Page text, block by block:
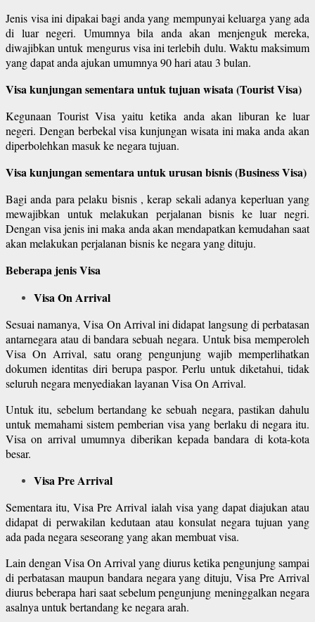
Jenis visa ini dipakai bagi anda yang mempunyai keluarga yang ada
di luar negeri. Umumnya bila anda akan menjenguk mereka,
diwajibkan untuk mengurus visa ini terlebih dulu. Waktu maksimum
yang dapat anda ajukan umumnya 90 hari atau 3 bulan.
Visa kunjungan sementara untuk tujuan wisata (Tourist Visa)
Kegunaan Tourist Visa yaitu ketika anda akan liburan ke luar
negeri. Dengan berbekal visa kunjungan wisata ini maka anda akan
diperbolehkan masuk ke negara tujuan.
Visa kunjungan sementara untuk urusan bisnis (Business Visa)
Bagi anda para pelaku bisnis , kerap sekali adanya keperluan yang
mewajibkan untuk melakukan perjalanan bisnis ke luar negri.
Dengan visa jenis ini maka anda akan mendapatkan kemudahan saat
akan melakukan perjalanan bisnis ke negara yang dituju.
Beberapa jenis Visa
Visa On Arrival
Sesuai namanya, Visa On Arrival ini didapat langsung di perbatasan
antarnegara atau di bandara sebuah negara. Untuk bisa memperoleh
Visa On Arrival, satu orang pengunjung wajib memperlihatkan
dokumen identitas diri berupa paspor. Perlu untuk diketahui, tidak
seluruh negara menyediakan layanan Visa On Arrival.
Untuk itu, sebelum bertandang ke sebuah negara, pastikan dahulu
untuk memahami sistem pemberian visa yang berlaku di negara itu.
Visa on arrival umumnya diberikan kepada bandara di kota-kota
besar.
Visa Pre Arrival
Sementara itu, Visa Pre Arrival ialah visa yang dapat diajukan atau
didapat di perwakilan kedutaan atau konsulat negara tujuan yang
ada pada negara seseorang yang akan membuat visa.
Lain dengan Visa On Arrival yang diurus ketika pengunjung sampai
di perbatasan maupun bandara negara yang dituju, Visa Pre Arrival
diurus beberapa hari saat sebelum pengunjung meninggalkan negara
asalnya untuk bertandang ke negara arah.